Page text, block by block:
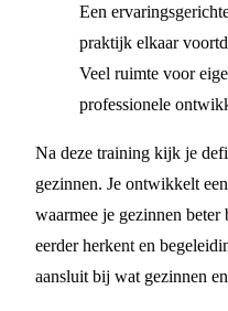
Een
praktijk elkaar
Veel ruimte voor
professionele
Na deze training kijk je
gezinnen. Je ontwikkelt
waarmee je gezinnen
eerder herkent en
aansluit bij wat gezinnen